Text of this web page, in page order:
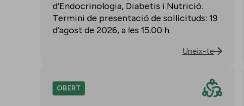
d’Endocrinologia, Diabetis i Nutrició.
Termini de presentació de sol·licituds: 19
d’agost de 2026, a les 15.00 h.
Uneix-te
OBERT